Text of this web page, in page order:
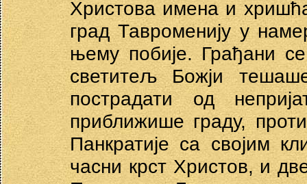
Христова имена и
град Тавроменију у
њему побије. Грађани
светитељ Божји
пострадати од
приближише граду,
Панкратије са својим
часни крст Христов, и